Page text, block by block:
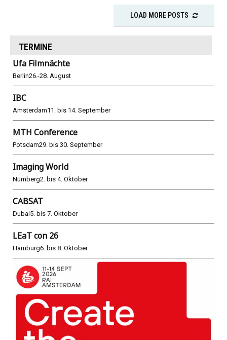
LOAD MORE POSTS
TERMINE
Ufa Filmnächte
Berlin26.-28. August
IBC
Amsterdam11. bis 14. September
MTH Conference
Potsdam29. bis 30. September
Imaging World
Nürnberg2. bis 4. Oktober
CABSAT
Dubai5. bis 7. Oktober
LEaT con 26
Hamburg6. bis 8. Oktober